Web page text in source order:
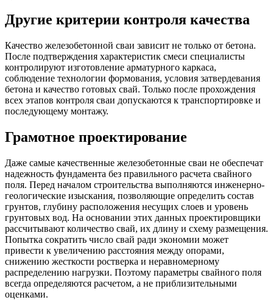
Другие критерии контроля качества
Качество железобетонной сваи зависит не только от бетона.
После подтверждения характеристик смеси специалисты
контролируют изготовление арматурного каркаса,
соблюдение технологии формования, условия затвердевания
бетона и качество готовых свай. Только после прохождения
всех этапов контроля сваи допускаются к транспортировке и
последующему монтажу.
Грамотное проектирование
Даже самые качественные железобетонные сваи не обеспечат
надежность фундамента без правильного расчета свайного
поля. Перед началом строительства выполняются инженерно-
геологические изыскания, позволяющие определить состав
грунтов, глубину расположения несущих слоев и уровень
грунтовых вод. На основании этих данных проектировщики
рассчитывают количество свай, их длину и схему размещения.
Попытка сократить число свай ради экономии может
привести к увеличению расстояния между опорами,
снижению жесткости ростверка и неравномерному
распределению нагрузки. Поэтому параметры свайного поля
всегда определяются расчетом, а не приблизительными
оценками.